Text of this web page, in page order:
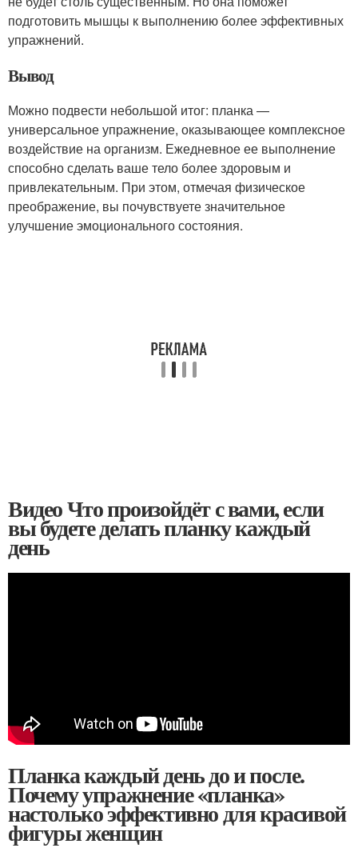
подготовить мышцы к выполнению более эффективных
упражнений.
Вывод
Можно подвести небольшой итог: планка —
универсальное упражнение, оказывающее комплексное
воздействие на организм. Ежедневное ее выполнение
способно сделать ваше тело более здоровым и
привлекательным. При этом, отмечая физическое
преображение, вы почувствуете значительное
улучшение эмоционального состояния.
Видео Что произойдёт с вами, если
вы будете делать планку каждый
день
Планка каждый день до и после.
Почему упражнение «планка»
настолько эффективно для красивой
фигуры женщин